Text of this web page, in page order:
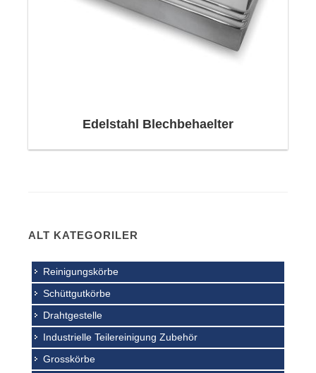
Edelstahl Blechbehaelter
ALT KATEGORILER
Reinigungskörbe
Schüttgutkörbe
Drahtgestelle
Industrielle Teilereinigung Zubehör
Grosskörbe